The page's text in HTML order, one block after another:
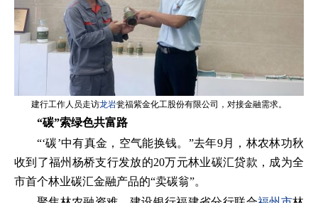
建行工作人员走访龙岩瓮福紫金化工股份有限公司，对接金融需求。
“碳”索绿色共富路
“‘碳’中有真金，空气能换钱。”去年9月，林农林功秋
收到了福州杨桥支行发放的20万元林业碳汇贷款，成为全
市首个林业碳汇金融产品的“卖碳翁”。